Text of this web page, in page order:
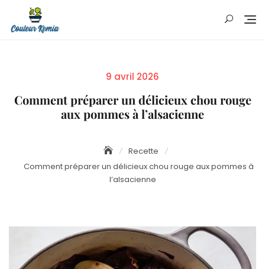
content
Posted
9 avril 2026
Comment préparer un délicieux chou rouge
aux pommes à l’alsacienne
Recette
Comment préparer un délicieux chou rouge aux pommes à
l’alsacienne